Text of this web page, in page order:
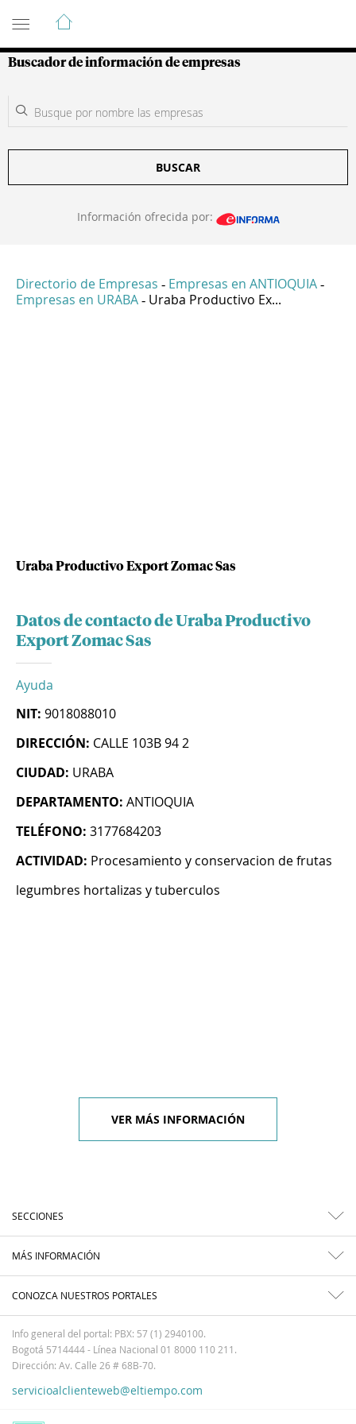
Guía de Empresas Colombianas
Buscador de información de empresas
BUSCAR
Información ofrecida por:
Directorio de Empresas - Empresas en ANTIOQUIA -
Empresas en URABA - Uraba Productivo Ex...
Uraba Productivo Export Zomac Sas
Datos de contacto de Uraba Productivo
Export Zomac Sas
Ayuda
NIT: 9018088010
DIRECCIÓN: CALLE 103B 94 2
CIUDAD: URABA
DEPARTAMENTO: ANTIOQUIA
TELÉFONO: 3177684203
ACTIVIDAD: Procesamiento y conservacion de frutas
legumbres hortalizas y tuberculos
VER MÁS INFORMACIÓN
SECCIONES
MÁS INFORMACIÓN
CONOZCA NUESTROS PORTALES
Info general del portal: PBX: 57 (1) 2940100.
Bogotá 5714444 - Línea Nacional 01 8000 110 211.
Dirección: Av. Calle 26 # 68B-70.
servicioalclienteweb@eltiempo.com